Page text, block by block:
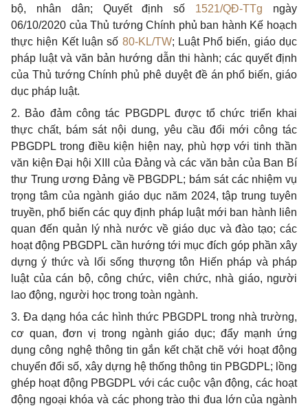
bộ, nhân dân; Quyết định số 1521/QĐ-TTg ngày
06/10/2020 của Thủ tướng Chính phủ ban hành Kế hoạch
thực hiện Kết luận số 80-KL/TW; Luật Phổ biến, giáo dục
pháp luật và văn bản hướng dẫn thi hành; các quyết định
của Thủ tướng Chính phủ phê duyệt đề án phổ biến, giáo
dục pháp luật.
2. Bảo đảm công tác PBGDPL được tổ chức triển khai
thực chất, bám sát nội dung, yêu cầu đổi mới công tác
PBGDPL trong điều kiện hiện nay, phù hợp với tinh thần
văn kiện Đại hội XIII của Đảng và các văn bản của Ban Bí
thư Trung ương Đảng về PBGDPL; bám sát các nhiệm vụ
trọng tâm của ngành giáo dục năm 2024, tập trung tuyên
truyền, phổ biến các quy định pháp luật mới ban hành liên
quan đến quản lý nhà nước về giáo dục và đào tạo; các
hoạt động PBGDPL cần hướng tới mục đích góp phần xây
dựng ý thức và lối sống thượng tôn Hiến pháp và pháp
luật của cán bộ, công chức, viên chức, nhà giáo, người
lao động, người học trong toàn ngành.
3. Đa dạng hóa các hình thức PBGDPL trong nhà trường,
cơ quan, đơn vị trong ngành giáo dục; đẩy mạnh ứng
dụng công nghệ thông tin gắn kết chặt chẽ với hoạt động
chuyển đổi số, xây dựng hệ thống thông tin PBGDPL; lồng
ghép hoạt động PBGDPL với các cuộc vận động, các hoạt
động ngoại khóa và các phong trào thi đua lớn của ngành